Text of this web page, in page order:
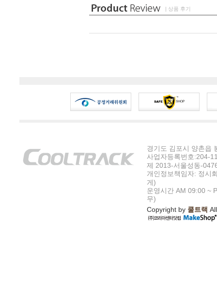
| 상품 후기
경기도 김포시 양촌읍
사업자등록번호:204-
제 2013-서울성동-
개인정보책임자: 정시
게)
운영시간 AM 09:00 ~
무)
Copyright by 쿨트랙